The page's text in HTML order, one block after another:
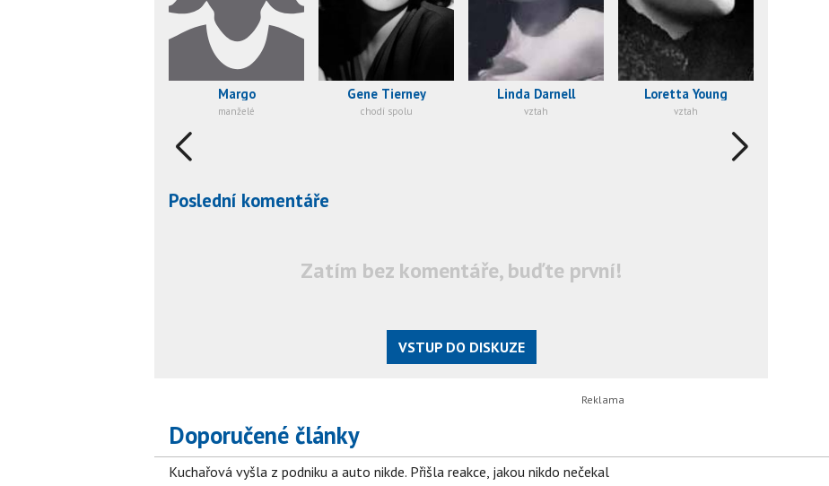
Margo
manželé
Gene Tierney
chodí spolu
Linda Darnell
vztah
Loretta Young
vztah
Poslední komentáře
Zatím bez komentáře, buďte první!
VSTUP DO DISKUZE
Doporučené články
Kuchařová vyšla z podniku a auto nikde. Přišla reakce, jakou nikdo nečekal